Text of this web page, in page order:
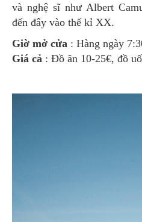
và nghệ sĩ như Albert
đến đây vào thế kỉ XX.
Giờ mở cửa : Hàng ngày
Giá cả : Đồ ăn 10-25€, đồ